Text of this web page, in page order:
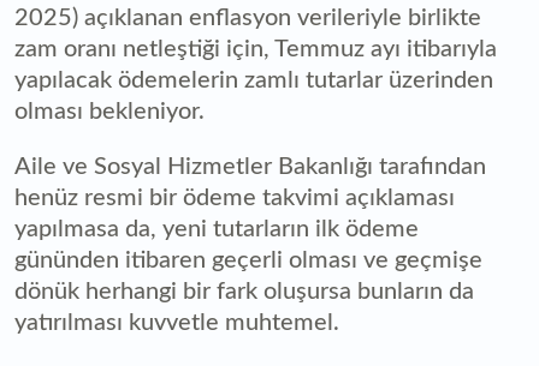
2025) açıklanan enflasyon verileriyle birlikte
zam oranı netleştiği için, Temmuz ayı itibarıyla
yapılacak ödemelerin zamlı tutarlar üzerinden
olması bekleniyor.
Aile ve Sosyal Hizmetler Bakanlığı tarafından
henüz resmi bir ödeme takvimi açıklaması
yapılmasa da, yeni tutarların ilk ödeme
gününden itibaren geçerli olması ve geçmişe
dönük herhangi bir fark oluşursa bunların da
yatırılması kuvvetle muhtemel.